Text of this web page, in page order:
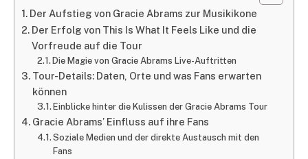
Der Aufstieg von Gracie Abrams zur Musikikone
Der Erfolg von This Is What It Feels Like und die
Vorfreude auf die Tour
Die Magie von Gracie Abrams Live-Auftritten
Tour-Details: Daten, Orte und was Fans erwarten
können
Einblicke hinter die Kulissen der Gracie Abrams Tour
Gracie Abrams’ Einfluss auf ihre Fans
Soziale Medien und der direkte Austausch mit den
Fans